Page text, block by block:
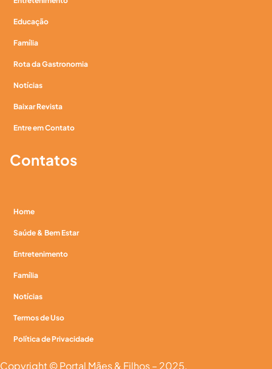
Educação
Família
Rota da Gastronomia
Notícias
Baixar Revista
Entre em Contato
Contatos
Home
Saúde & Bem Estar
Entretenimento
Família
Notícias
Termos de Uso
Política de Privacidade
Copyright © Portal Mães & Filhos – 2025.